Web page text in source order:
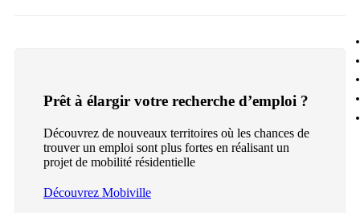
Prêt à élargir votre recherche d’emploi ?
Découvrez de nouveaux territoires où les chances de
trouver un emploi sont plus fortes en réalisant un
projet de mobilité résidentielle
Découvrez Mobiville